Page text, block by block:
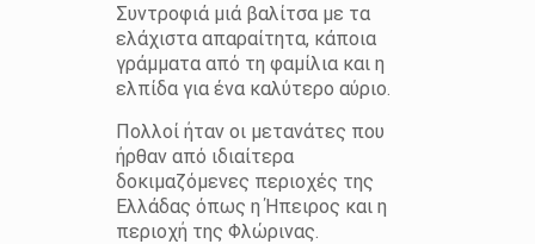
Συντροφιά μιά βαλίτσα με τα
ελάχιστα απαραίτητα, κάποια
γράμματα από τη φαμίλια και η
ελπίδα για ένα καλύτερο αύριο.
Πολλοί ήταν οι μετανάτες που
ήρθαν από ιδιαίτερα
δοκιμαζόμενες περιοχές της
Ελλάδας όπως η Ήπειρος και η
περιοχή της Φλώρινας.